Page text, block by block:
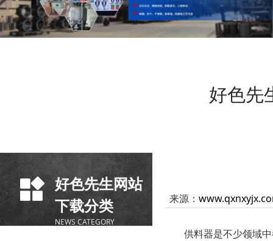
好色先
好色先生网站
下载分类
NEWS CATEGORY
来源：
供料器是不少领域中